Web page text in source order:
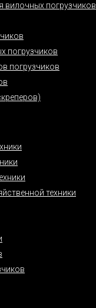
вилочных погрузчиков
погрузчиков
погрузчиков
техники